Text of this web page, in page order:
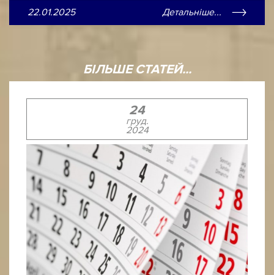
22.01.2025 Детальніше...
БІЛЬШЕ СТАТЕЙ...
24
груд.
2024